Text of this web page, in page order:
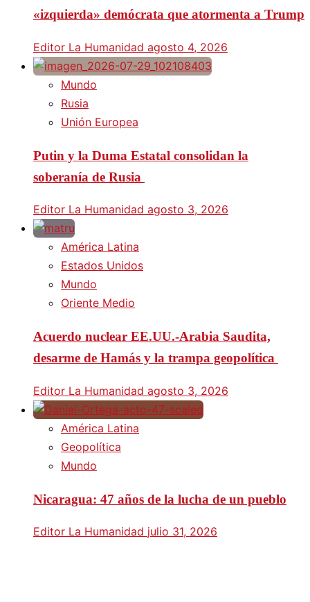
«izquierda» demócrata que atormenta a Trump
Editor La Humanidad agosto 4, 2026
Mundo
Rusia
Unión Europea
Putin y la Duma Estatal consolidan la
soberanía de Rusia
Editor La Humanidad agosto 3, 2026
América Latina
Estados Unidos
Mundo
Oriente Medio
Acuerdo nuclear EE.UU.-Arabia Saudita,
desarme de Hamás y la trampa geopolítica
Editor La Humanidad agosto 3, 2026
América Latina
Geopolítica
Mundo
Nicaragua: 47 años de la lucha de un pueblo
Editor La Humanidad julio 31, 2026